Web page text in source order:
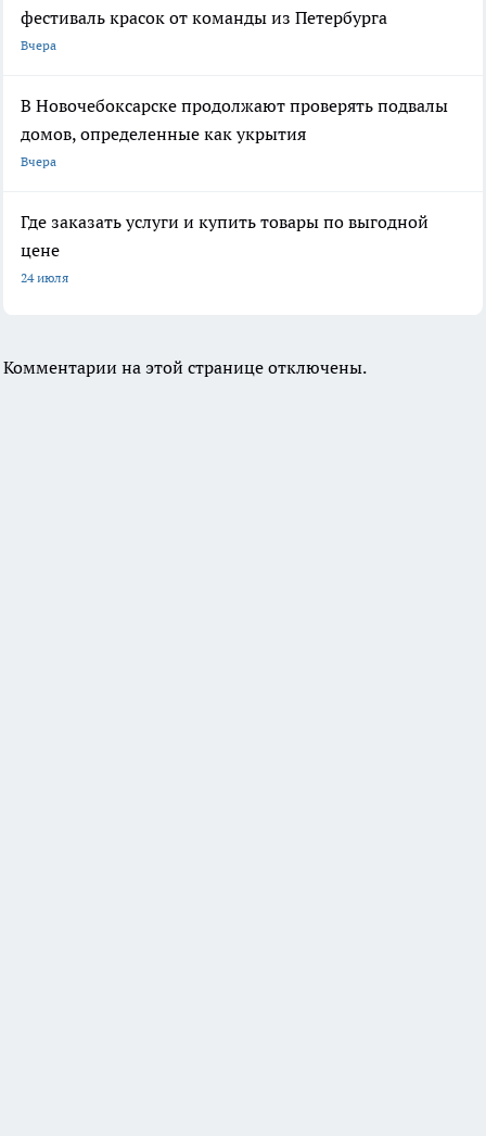
фестиваль красок от команды из Петербурга
Вчера
В Новочебоксарске продолжают проверять подвалы
домов, определенные как укрытия
Вчера
Где заказать услуги и купить товары по выгодной
цене
24 июля
Комментарии на этой странице отключены.